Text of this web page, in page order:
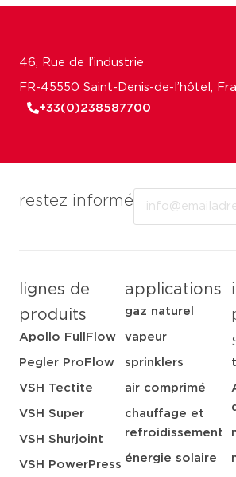
restez informé
lignes de
produits
Apollo FullFlow
Pegler ProFlow
VSH Tectite
VSH Super
VSH Shurjoint
VSH PowerPress
applications
gaz naturel
vapeur
sprinklers
air comprimé
chauffage et
refroidissement
énergie solaire
46, Rue de l’industrie
FR-45550 Saint-Denis-de-l’hôtel,
+33(0)238587700